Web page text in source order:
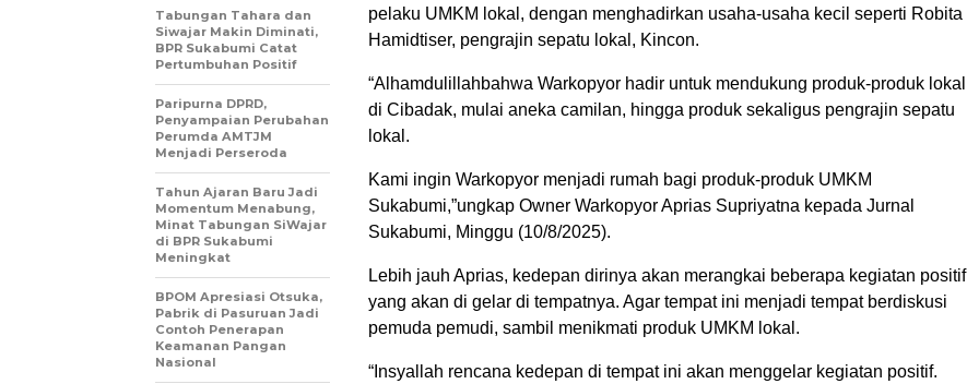
pelaku UMKM lokal, dengan menghadirkan usaha-usaha kecil seperti Robita
Hamidtiser, pengrajin sepatu lokal, Kincon.
“Alhamdulillahbahwa Warkopyor hadir untuk mendukung produk-produk lokal
di Cibadak, mulai aneka camilan, hingga produk sekaligus pengrajin sepatu
lokal.
Kami ingin Warkopyor menjadi rumah bagi produk-produk UMKM
Sukabumi,”ungkap Owner Warkopyor Aprias Supriyatna kepada Jurnal
Sukabumi, Minggu (10/8/2025).
Lebih jauh Aprias, kedepan dirinya akan merangkai beberapa kegiatan positif
yang akan di gelar di tempatnya. Agar tempat ini menjadi tempat berdiskusi
pemuda pemudi, sambil menikmati produk UMKM lokal.
“Insyallah rencana kedepan di tempat ini akan menggelar kegiatan positif.
Tabungan Tahara dan
Siwajar Makin Diminati,
BPR Sukabumi Catat
Pertumbuhan Positif
Paripurna DPRD,
Penyampaian Perubahan
Perumda AMTJM
Menjadi Perseroda
Tahun Ajaran Baru Jadi
Momentum Menabung,
Minat Tabungan SiWajar
di BPR Sukabumi
Meningkat
BPOM Apresiasi Otsuka,
Pabrik di Pasuruan Jadi
Contoh Penerapan
Keamanan Pangan
Nasional